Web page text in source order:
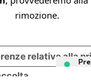
rimozione.
relative alla